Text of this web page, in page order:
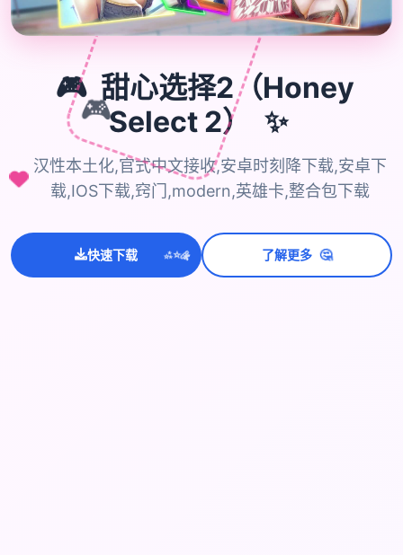
🎮
🎮 甜心选择2（Honey
Select 2）
✨
汉性本土化,官式中文接收,安卓时刻降下载,安卓下
载,IOS下载,窍门,modern,英雄卡,整合包下载
快速下载 ✨
⭐💫 了解更多 🤔